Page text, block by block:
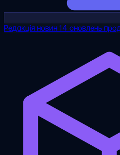
Редакція новин14 оновлень